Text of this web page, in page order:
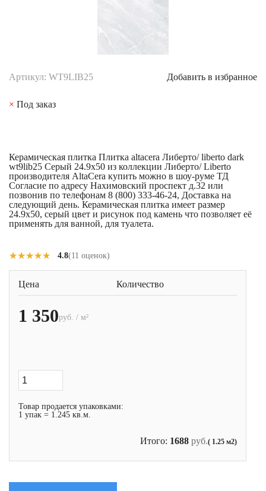
Артикул: WT9LIB25 Добавить в избранное
× Под заказ
Керамическая плитка Плитка altacera Либерто/ liberto dark
wt9lib25 Серый 24.9x50 из коллекции Либерто/ Liberto
производителя AltaCera купить можно в шоу-руме ТД
Согласие по адресу Нахимовский проспект д.32 или
позвонив по телефонам 8 (800) 333-46-24, Доставка на
следующий день. Керамическая плитка имеет размер
24.9x50, серый цвет и рисунок под камень что позволяет её
применять для ванной, для туалета.
★★★★★
★★★★★ 4.8(11 оценок)
Цена Количество
1 350руб. / м²
Товар продается упаковками:
1 упак = 1.245 кв.м.
Итого: 1688 руб.( 1.25 м2)